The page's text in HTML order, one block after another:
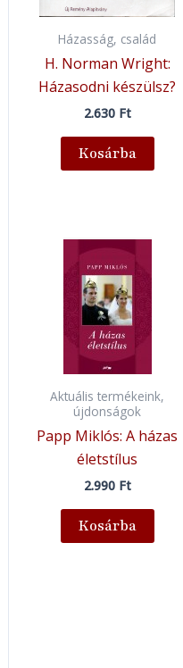
Házasság, család
H. Norman Wright:
Házasodni készülsz?
2.630 Ft
Kosárba
Aktuális termékeink,
újdonságok
Papp Miklós: A házas
életstílus
2.990 Ft
Kosárba